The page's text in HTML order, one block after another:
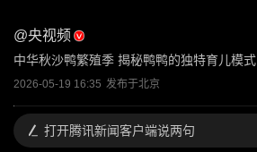
@央视频
中华秋沙鸭繁殖季 揭秘鸭鸭的独特育儿模式
2026-05-19 16:35 发布于北京
打开腾讯新闻客户端说两句